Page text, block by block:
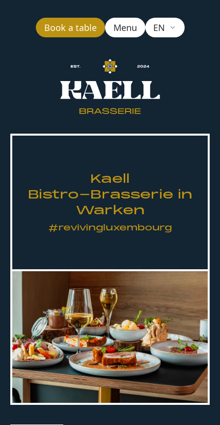
Book a table Menu EN
Kaell
Bistro-Brasserie in
Warken
#revivingluxembourg